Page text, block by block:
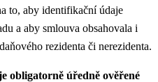
to, aby identifikační údaje
a aby smlouva obsahovala i
rezidenta či nerezidenta.
obligatorně úředně ověřené